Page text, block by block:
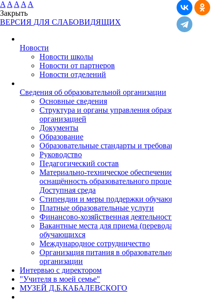
A A A A A
Закрыть
ВЕРСИЯ ДЛЯ СЛАБОВИДЯЩИХ
Новости
Новости школы
Новости от партнеров
Новости отделений
Cведения об образовательной организации
Основные сведения
Структура и органы управления образовательной
организацией
Документы
Образование
Образовательные стандарты и требования
Руководство
Педагогический состав
Материально-техническое обеспечение и
оснащённость образовательного процесса.
Доступная среда
Стипендии и меры поддержки обучающихся
Платные образовательные услуги
Финансово-хозяйственная деятельность
Вакантные места для приема (перевода)
обучающихся
Международное сотрудничество
Организация питания в образовательной
организации
Интервью с директором
"Учителя в моей семье"
МУЗЕЙ Д.Б.КАБАЛЕВСКОГО